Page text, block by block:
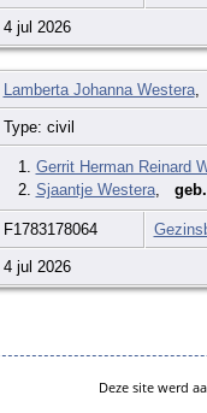
4 jul 2026
Lamberta Johanna Westera,
Type: civil
1. Gerrit Herman Reinard
2. Sjaantje Westera, geb.
F1783178064
4 jul 2026
Deze site werd